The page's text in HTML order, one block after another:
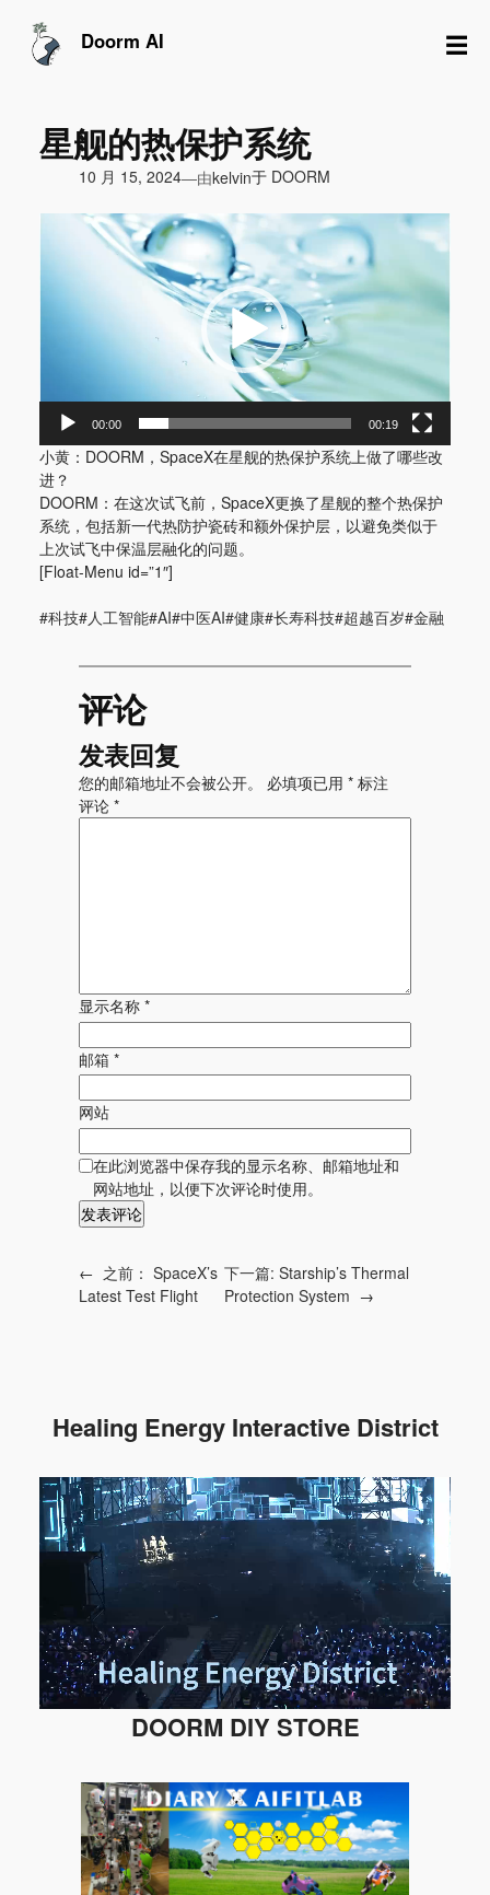
Doorm AI ☰
星舰的热保护系统
10 月 15, 2024—由kelvin于 DOORM
00:00 00:19
小黄：DOORM，SpaceX在星舰的热保护系统上做了哪些改
进？
DOORM：在这次试飞前，SpaceX更换了星舰的整个热保护
系统，包括新一代热防护瓷砖和额外保护层，以避免类似于
上次试飞中保温层融化的问题。
[Float-Menu id=”1″]
#科技#人工智能#AI#中医AI#健康#长寿科技#超越百岁#金融
评论
发表回复
您的邮箱地址不会被公开。 必填项已用 *标注
评论 *
显示名称 *
邮箱 *
网站
在此浏览器中保存我的显示名称、邮箱地址和
网站地址，以便下次评论时使用。
← 之前： SpaceX’s
Latest Test Flight
下一篇: Starship’s Thermal
Protection System →
Healing Energy Interactive District
DOORM DIY STORE